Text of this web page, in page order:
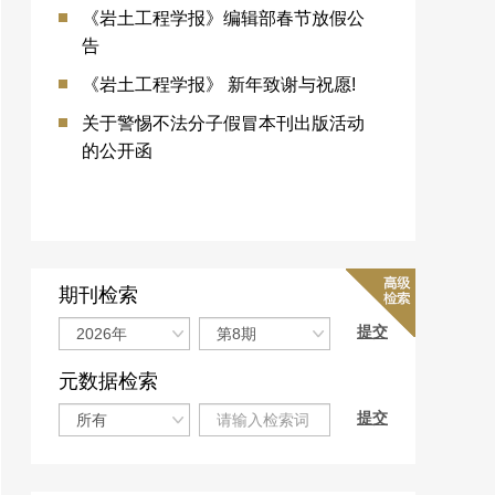
《岩土工程学报》编辑部春节放假公
告
《岩土工程学报》 新年致谢与祝愿!
关于警惕不法分子假冒本刊出版活动
的公开函
期刊检索
元数据检索